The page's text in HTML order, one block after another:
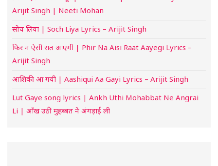
Arijit Singh | Neeti Mohan
सोच लिया | Soch Liya Lyrics – Arijit Singh
फिर न ऐसी रात आएगी | Phir Na Aisi Raat Aayegi Lyrics –
Arijit Singh
आशिकी आ गयी | Aashiqui Aa Gayi Lyrics – Arijit Singh
Lut Gaye song lyrics | Ankh Uthi Mohabbat Ne Angrai
Li | आँख उठी मुहब्बत ने अंगड़ाई ली